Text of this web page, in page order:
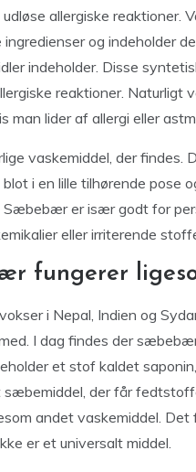
allergiske reaktioner.
og indeholder
indeholder. Disse
reaktioner.
man lider af allergi eller
vaskemiddel, der findes.
i en lille tilhørende pose
er især godt for
eller irriterende
fungerer
i Nepal, Indien og
I dag findes der
et stof kaldet
sæbemiddel, der får
andet vaskemiddel.
er et universalt middel.